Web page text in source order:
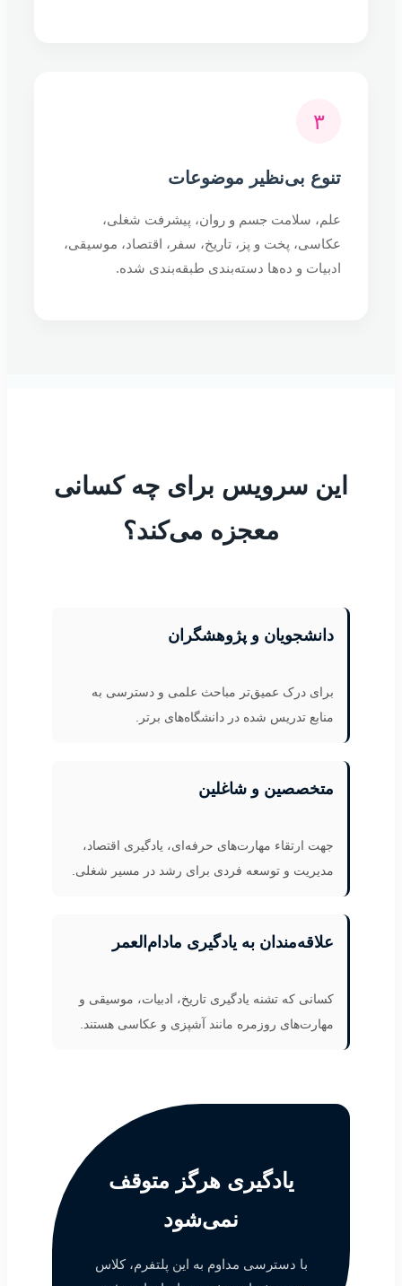
۳
تنوع بی‌نظیر موضوعات
علم، سلامت جسم و روان، پیشرفت شغلی،
عکاسی، پخت و پز، تاریخ، سفر، اقتصاد، موسیقی،
ادبیات و ده‌ها دسته‌بندی طبقه‌بندی شده.
این سرویس برای چه کسانی
معجزه می‌کند؟
دانشجویان و پژوهشگران
برای درک عمیق‌تر مباحث علمی و دسترسی به
منابع تدریس شده در دانشگاه‌های برتر.
متخصصین و شاغلین
جهت ارتقاء مهارت‌های حرفه‌ای، یادگیری اقتصاد،
مدیریت و توسعه فردی برای رشد در مسیر شغلی.
علاقه‌مندان به یادگیری مادام‌العمر
کسانی که تشنه یادگیری تاریخ، ادبیات، موسیقی و
مهارت‌های روزمره مانند آشپزی و عکاسی هستند.
یادگیری هرگز متوقف
نمی‌شود
با دسترسی مداوم به این پلتفرم، کلاس